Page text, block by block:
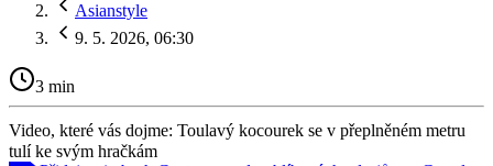
Asianstyle
9. 5. 2026, 06:30
3 min
Video, které vás dojme: Toulavý kocourek se v přeplněném metru
tulí ke svým hračkám